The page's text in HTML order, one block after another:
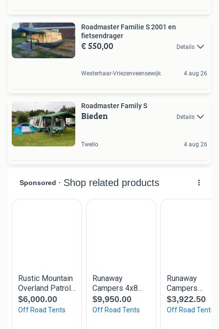
Roadmaster Familie S 2001 en
fietsendrager
€ 550,00 Details
Westerhaar-Vriezenveensewijk 4 aug 26
Roadmaster Family S
Bieden Details
Twello 4 aug 26